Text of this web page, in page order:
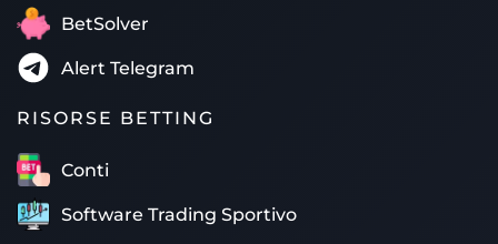
BetSolver
Alert Telegram
RISORSE BETTING
Conti
Software Trading Sportivo